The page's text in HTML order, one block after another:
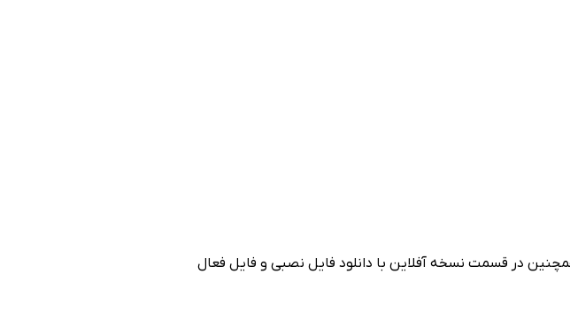
همچنین در قسمت نسخه آفلاین با دانلود فایل نصبی و فایل فعال